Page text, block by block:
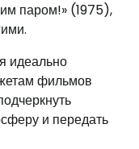
паром!» (1975),
идеально
фильмов
и передать